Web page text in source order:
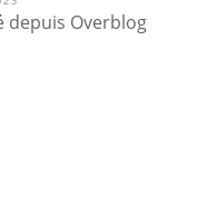
depuis Overblog